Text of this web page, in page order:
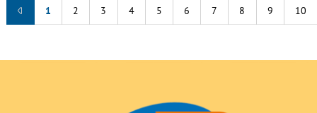
1 2 3 4 5 6 7 8 9 10